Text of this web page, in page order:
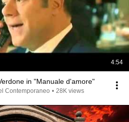
4:54
in "Manuale d'amore"
Contemporaneo • 28K views